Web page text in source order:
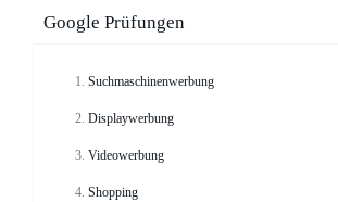
Google Prüfungen
Suchmaschinenwerbung
Displaywerbung
Videowerbung
Shopping